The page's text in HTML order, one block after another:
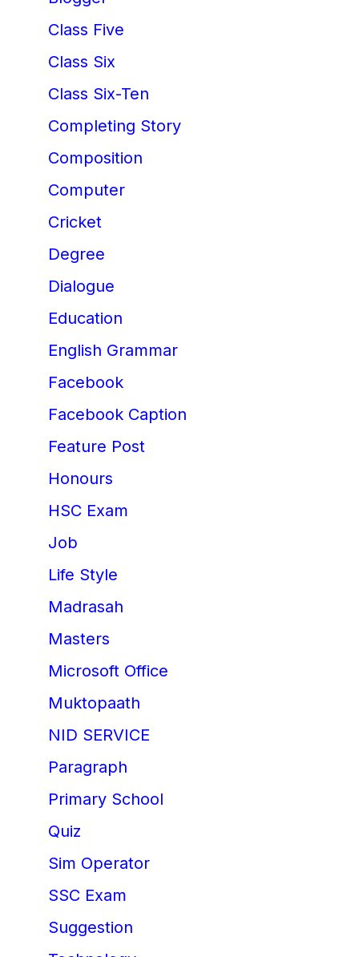
Class Five
Class Six
Class Six-Ten
Completing Story
Composition
Computer
Cricket
Degree
Dialogue
Education
English Grammar
Facebook
Facebook Caption
Feature Post
Honours
HSC Exam
Job
Life Style
Madrasah
Masters
Microsoft Office
Muktopaath
NID SERVICE
Paragraph
Primary School
Quiz
Sim Operator
SSC Exam
Suggestion